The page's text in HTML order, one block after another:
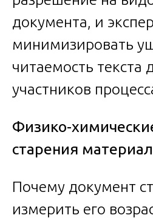
документа, и
минимизировать
читаемость текста
участников
Физико-
старения
Почему документ
измерить его